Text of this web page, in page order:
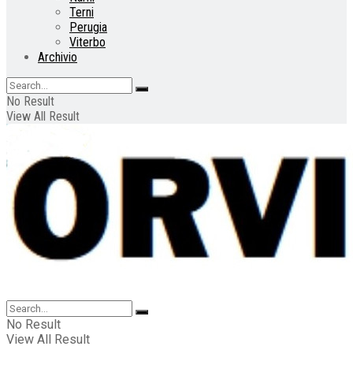
Terni
Perugia
Viterbo
Archivio
No Result
View All Result
No Result
View All Result